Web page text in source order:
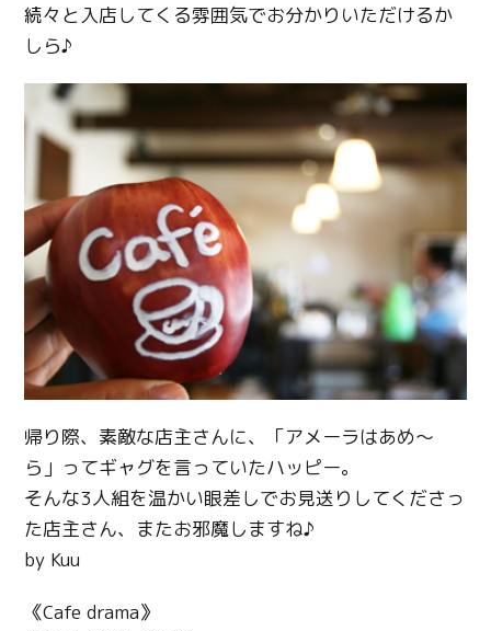
続々と入店してくる雰囲気でお分かりいただけるか
しら♪
帰り際、素敵な店主さんに、「アメーラはあめ～
ら」ってギャグを言っていたハッピー。
そんな3人組を温かい眼差しでお見送りしてくださっ
た店主さん、またお邪魔しますね♪
by Kuu
《Cafe drama》